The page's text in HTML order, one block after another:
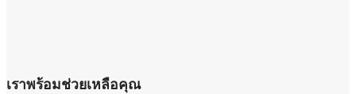
เราพร้อมช่วยเหลือคุณ